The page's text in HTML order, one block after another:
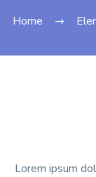
Home
Lorem ipsum